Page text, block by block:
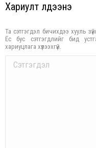
Хариулт үлдээнэ үү
Та сэтгэгдэл бичихдээ хууль
Ёс бус сэтгэгдлийг бид
хариуцлага хүлээхгүй.
Comment